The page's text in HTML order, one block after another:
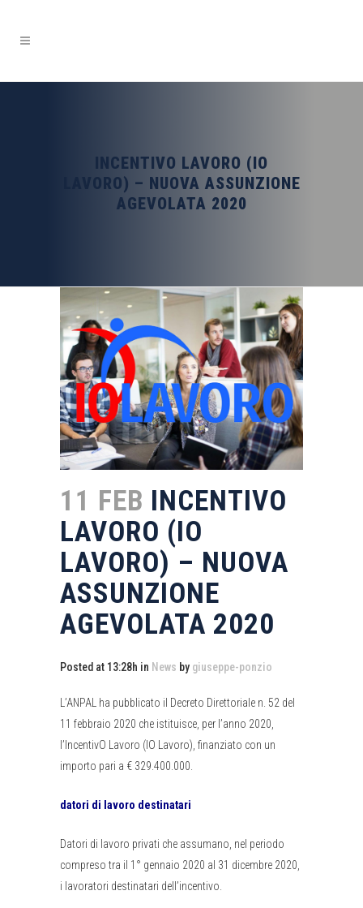
INCENTIVO LAVORO (IO
LAVORO) – NUOVA ASSUNZIONE
AGEVOLATA 2020
11 FEB INCENTIVO
LAVORO (IO
LAVORO) – NUOVA
ASSUNZIONE
AGEVOLATA 2020
Posted at 13:28h in News by giuseppe-ponzio
L’ANPAL ha pubblicato il Decreto Direttoriale n. 52 del
11 febbraio 2020 che istituisce, per l’anno 2020,
l’IncentivO Lavoro (IO Lavoro), finanziato con un
importo pari a € 329.400.000.
datori di lavoro destinatari
Datori di lavoro privati che assumano, nel periodo
compreso tra il 1° gennaio 2020 al 31 dicembre 2020,
i lavoratori destinatari dell’incentivo.